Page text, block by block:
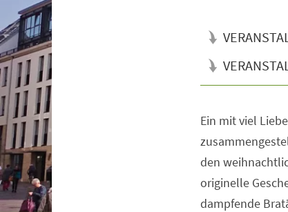
Ein mit viel
den
originelle
dampfende